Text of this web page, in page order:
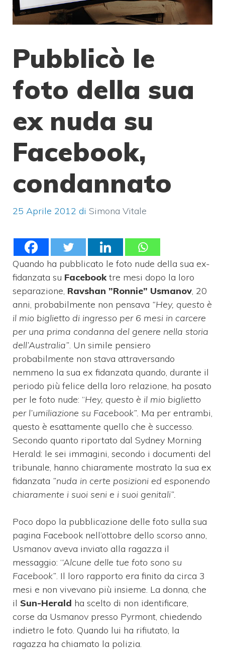
Pubblicò le
foto della sua
ex nuda su
Facebook,
condannato
25 Aprile 2012 di Simona Vitale
Quando ha pubblicato le foto nude della sua ex-
fidanzata su Facebooktre mesi dopo la loro
separazione, Ravshan ”Ronnie” Usmanov, 20
anni, probabilmente non pensava “Hey, questo è
il mio biglietto di ingresso per 6 mesi in carcere
per una prima condanna del genere nella storia
dell’Australia”. Un simile pensiero
probabilmente non stava attraversando
nemmeno la sua ex fidanzata quando, durante il
periodo più felice della loro relazione, ha posato
per le foto nude: “Hey, questo è il mio biglietto
per l’umiliazione su Facebook”. Ma per entrambi,
questo è esattamente quello che è successo.
Secondo quanto riportato dal Sydney Morning
Herald: le sei immagini, secondo i documenti del
tribunale, hanno chiaramente mostrato la sua ex
fidanzata ”nuda in certe posizioni ed esponendo
chiaramente i suoi seni e i suoi genitali”.
Poco dopo la pubblicazione delle foto sulla sua
pagina Facebook nell’ottobre dello scorso anno,
Usmanov aveva inviato alla ragazza il
messaggio: ‘‘Alcune delle tue foto sono su
Facebook”. Il loro rapporto era finito da circa 3
mesi e non vivevano più insieme. La donna, che
il Sun-Herald ha scelto di non identificare,
corse da Usmanov presso Pyrmont, chiedendo
indietro le foto. Quando lui ha rifiutato, la
ragazza ha chiamato la polizia.